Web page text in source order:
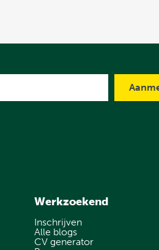
Werkzoekend
Inschrijven
Alle blogs
CV generator